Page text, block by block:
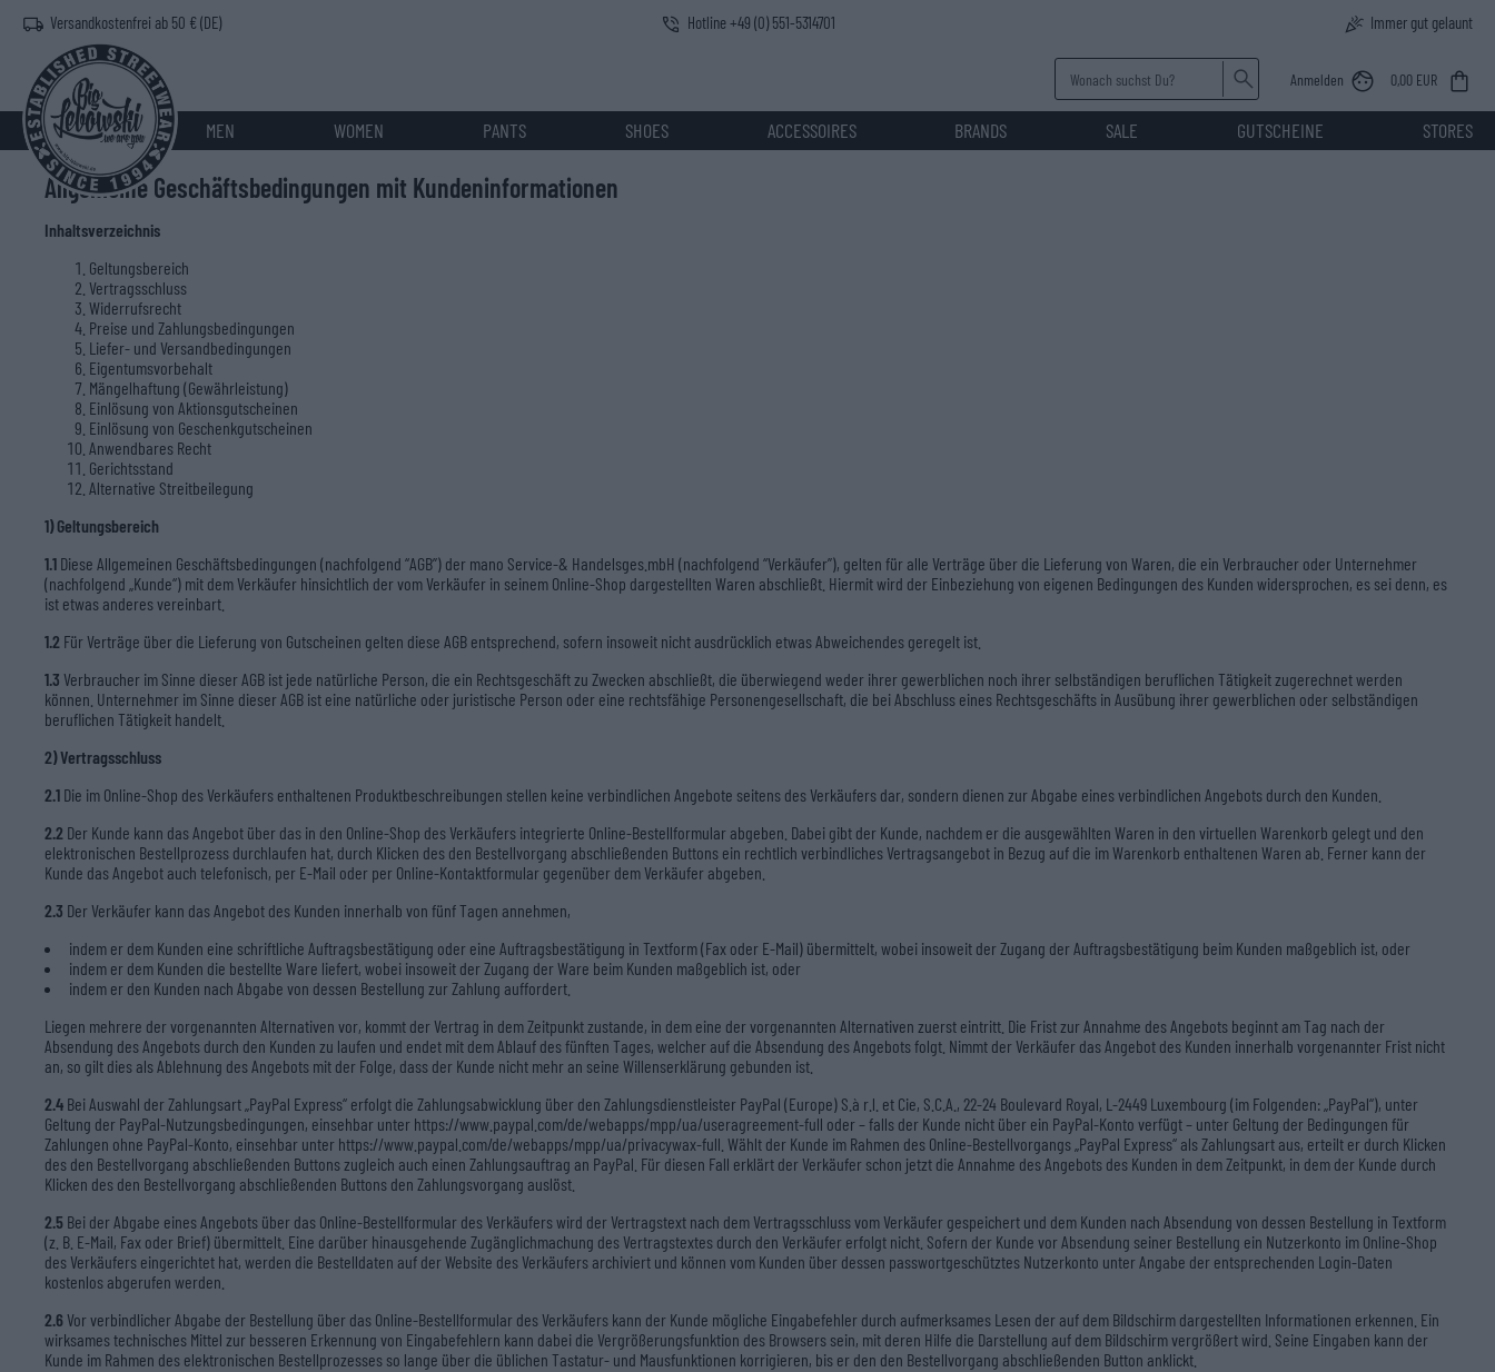
Versandkostenfrei ab 50 € (DE) Hotline +49 (0) 551-5314701 Immer gut gelaunt
Anmelden 0,00 EUR
MEN WOMEN PANTS SHOES ACCESSOIRES BRANDS SALE GUTSCHEINE STORES
Allgemeine Geschäftsbedingungen mit Kundeninformationen
Inhaltsverzeichnis
Geltungsbereich
Vertragsschluss
Widerrufsrecht
Preise und Zahlungsbedingungen
Liefer- und Versandbedingungen
Eigentumsvorbehalt
Mängelhaftung (Gewährleistung)
Einlösung von Aktionsgutscheinen
Einlösung von Geschenkgutscheinen
Anwendbares Recht
Gerichtsstand
Alternative Streitbeilegung
1) Geltungsbereich
1.1 Diese Allgemeinen Geschäftsbedingungen (nachfolgend “AGB”) der mano Service-& Handelsges.mbH (nachfolgend “Verkäufer”), gelten für alle Verträge über die Lieferung von Waren, die ein Verbraucher oder Unternehmer
(nachfolgend „Kunde“) mit dem Verkäufer hinsichtlich der vom Verkäufer in seinem Online-Shop dargestellten Waren abschließt. Hiermit wird der Einbeziehung von eigenen Bedingungen des Kunden widersprochen, es sei denn, es
ist etwas anderes vereinbart.
1.2 Für Verträge über die Lieferung von Gutscheinen gelten diese AGB entsprechend, sofern insoweit nicht ausdrücklich etwas Abweichendes geregelt ist.
1.3 Verbraucher im Sinne dieser AGB ist jede natürliche Person, die ein Rechtsgeschäft zu Zwecken abschließt, die überwiegend weder ihrer gewerblichen noch ihrer selbständigen beruflichen Tätigkeit zugerechnet werden
können. Unternehmer im Sinne dieser AGB ist eine natürliche oder juristische Person oder eine rechtsfähige Personengesellschaft, die bei Abschluss eines Rechtsgeschäfts in Ausübung ihrer gewerblichen oder selbständigen
beruflichen Tätigkeit handelt.
2) Vertragsschluss
2.1 Die im Online-Shop des Verkäufers enthaltenen Produktbeschreibungen stellen keine verbindlichen Angebote seitens des Verkäufers dar, sondern dienen zur Abgabe eines verbindlichen Angebots durch den Kunden.
2.2 Der Kunde kann das Angebot über das in den Online-Shop des Verkäufers integrierte Online-Bestellformular abgeben. Dabei gibt der Kunde, nachdem er die ausgewählten Waren in den virtuellen Warenkorb gelegt und den
elektronischen Bestellprozess durchlaufen hat, durch Klicken des den Bestellvorgang abschließenden Buttons ein rechtlich verbindliches Vertragsangebot in Bezug auf die im Warenkorb enthaltenen Waren ab. Ferner kann der
Kunde das Angebot auch telefonisch, per E-Mail oder per Online-Kontaktformular gegenüber dem Verkäufer abgeben.
2.3 Der Verkäufer kann das Angebot des Kunden innerhalb von fünf Tagen annehmen,
indem er dem Kunden eine schriftliche Auftragsbestätigung oder eine Auftragsbestätigung in Textform (Fax oder E-Mail) übermittelt, wobei insoweit der Zugang der Auftragsbestätigung beim Kunden maßgeblich ist, oder
indem er dem Kunden die bestellte Ware liefert, wobei insoweit der Zugang der Ware beim Kunden maßgeblich ist, oder
indem er den Kunden nach Abgabe von dessen Bestellung zur Zahlung auffordert.
Liegen mehrere der vorgenannten Alternativen vor, kommt der Vertrag in dem Zeitpunkt zustande, in dem eine der vorgenannten Alternativen zuerst eintritt. Die Frist zur Annahme des Angebots beginnt am Tag nach der
Absendung des Angebots durch den Kunden zu laufen und endet mit dem Ablauf des fünften Tages, welcher auf die Absendung des Angebots folgt. Nimmt der Verkäufer das Angebot des Kunden innerhalb vorgenannter Frist nicht
an, so gilt dies als Ablehnung des Angebots mit der Folge, dass der Kunde nicht mehr an seine Willenserklärung gebunden ist.
2.4 Bei Auswahl der Zahlungsart „PayPal Express“ erfolgt die Zahlungsabwicklung über den Zahlungsdienstleister PayPal (Europe) S.à r.l. et Cie, S.C.A., 22-24 Boulevard Royal, L-2449 Luxembourg (im Folgenden: „PayPal“), unter
Geltung der PayPal-Nutzungsbedingungen, einsehbar unter https://www.paypal.com/de/webapps/mpp/ua/useragreement-full oder – falls der Kunde nicht über ein PayPal-Konto verfügt – unter Geltung der Bedingungen für
Zahlungen ohne PayPal-Konto, einsehbar unter https://www.paypal.com/de/webapps/mpp/ua/privacywax-full. Wählt der Kunde im Rahmen des Online-Bestellvorgangs „PayPal Express“ als Zahlungsart aus, erteilt er durch Klicken
des den Bestellvorgang abschließenden Buttons zugleich auch einen Zahlungsauftrag an PayPal. Für diesen Fall erklärt der Verkäufer schon jetzt die Annahme des Angebots des Kunden in dem Zeitpunkt, in dem der Kunde durch
Klicken des den Bestellvorgang abschließenden Buttons den Zahlungsvorgang auslöst.
2.5 Bei der Abgabe eines Angebots über das Online-Bestellformular des Verkäufers wird der Vertragstext nach dem Vertragsschluss vom Verkäufer gespeichert und dem Kunden nach Absendung von dessen Bestellung in Textform
(z. B. E-Mail, Fax oder Brief) übermittelt. Eine darüber hinausgehende Zugänglichmachung des Vertragstextes durch den Verkäufer erfolgt nicht. Sofern der Kunde vor Absendung seiner Bestellung ein Nutzerkonto im Online-Shop
des Verkäufers eingerichtet hat, werden die Bestelldaten auf der Website des Verkäufers archiviert und können vom Kunden über dessen passwortgeschütztes Nutzerkonto unter Angabe der entsprechenden Login-Daten
kostenlos abgerufen werden.
2.6 Vor verbindlicher Abgabe der Bestellung über das Online-Bestellformular des Verkäufers kann der Kunde mögliche Eingabefehler durch aufmerksames Lesen der auf dem Bildschirm dargestellten Informationen erkennen. Ein
wirksames technisches Mittel zur besseren Erkennung von Eingabefehlern kann dabei die Vergrößerungsfunktion des Browsers sein, mit deren Hilfe die Darstellung auf dem Bildschirm vergrößert wird. Seine Eingaben kann der
Kunde im Rahmen des elektronischen Bestellprozesses so lange über die üblichen Tastatur- und Mausfunktionen korrigieren, bis er den den Bestellvorgang abschließenden Button anklickt.